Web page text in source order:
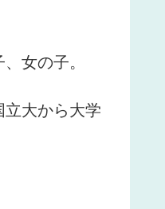
女の子。
大から大学